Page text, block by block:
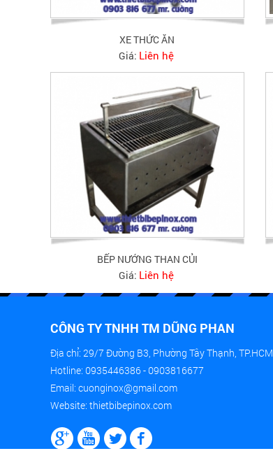
XE THỨC ĂN
Giá: Liên hệ
BẾP NƯỚNG THAN CỦI
Giá: Liên hệ
CÔNG TY TNHH TM DŨNG PHAN
Địa chỉ: 29/7 Đường B3, Phường Tây Thạnh, TP.HCM
Hotline: 0935446386 - 0903816677
Email: cuonginox@gmail.com
Website: thietbibepinox.com